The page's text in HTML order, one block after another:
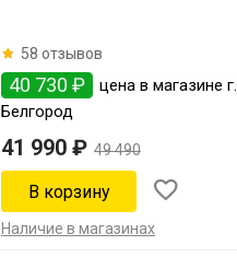
58 отзывов
40 730 ₽
цена в магазине г.
Белгород
41 990 ₽ 49 490
Наличие в магазинах